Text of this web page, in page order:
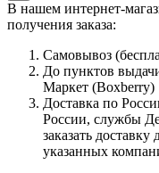
В нашем интернет-
получения заказа:
Самовывоз
До пунктов
Маркет (Boxberry)
Доставка по
России, службы
заказать
указанных